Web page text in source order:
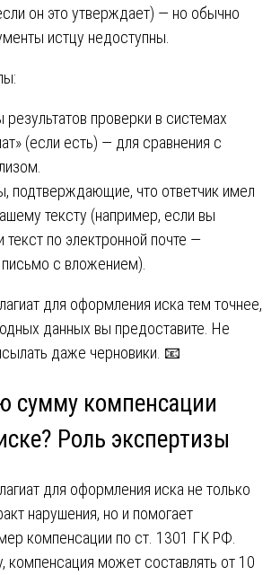
он это утверждает) — но обычно
истцу недоступны.
проверки в системах
(если есть) — для сравнения с
подтверждающие, что ответчик имел
тексту (например, если вы
текст по электронной почте —
с вложением).
для оформления иска тем точнее,
данных вы предоставите. Не
даже черновики. 📧
сумму компенсации
Роль экспертизы
для оформления иска не только
нарушения, но и помогает
компенсации по ст. 1301 ГК РФ.
компенсация может составлять от 10